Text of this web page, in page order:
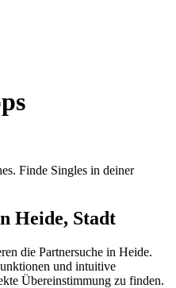
Finde Singles in deiner
Heide, Stadt
die Partnersuche in Heide.
und intuitive
Übereinstimmung zu finden.